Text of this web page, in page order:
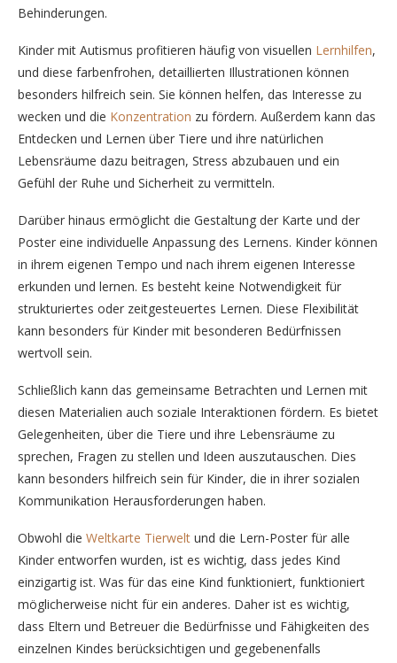
Behinderungen.
Kinder mit Autismus profitieren häufig von visuellen Lernhilfen,
und diese farbenfrohen, detaillierten Illustrationen können
besonders hilfreich sein. Sie können helfen, das Interesse zu
wecken und die Konzentration zu fördern. Außerdem kann das
Entdecken und Lernen über Tiere und ihre natürlichen
Lebensräume dazu beitragen, Stress abzubauen und ein
Gefühl der Ruhe und Sicherheit zu vermitteln.
Darüber hinaus ermöglicht die Gestaltung der Karte und der
Poster eine individuelle Anpassung des Lernens. Kinder können
in ihrem eigenen Tempo und nach ihrem eigenen Interesse
erkunden und lernen. Es besteht keine Notwendigkeit für
strukturiertes oder zeitgesteuertes Lernen. Diese Flexibilität
kann besonders für Kinder mit besonderen Bedürfnissen
wertvoll sein.
Schließlich kann das gemeinsame Betrachten und Lernen mit
diesen Materialien auch soziale Interaktionen fördern. Es bietet
Gelegenheiten, über die Tiere und ihre Lebensräume zu
sprechen, Fragen zu stellen und Ideen auszutauschen. Dies
kann besonders hilfreich sein für Kinder, die in ihrer sozialen
Kommunikation Herausforderungen haben.
Obwohl die Weltkarte Tierwelt und die Lern-Poster für alle
Kinder entworfen wurden, ist es wichtig, dass jedes Kind
einzigartig ist. Was für das eine Kind funktioniert, funktioniert
möglicherweise nicht für ein anderes. Daher ist es wichtig,
dass Eltern und Betreuer die Bedürfnisse und Fähigkeiten des
einzelnen Kindes berücksichtigen und gegebenenfalls